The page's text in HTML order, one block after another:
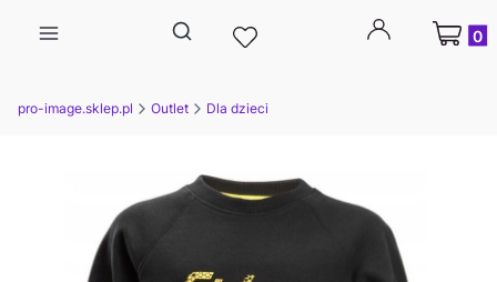
Otwórz wyszukiwarkę
pro-image.sklep.pl Outlet Dla dzieci